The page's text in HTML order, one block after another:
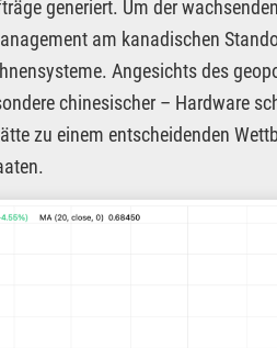
generiert. Um der
am kanadischen
Angesichts des
chinesischer – Hardware
zu einem entscheidenden